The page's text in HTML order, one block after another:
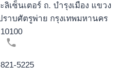
เซ็นเตอร์ ถ. บำรุงเมือง แขวง
าบศัตรูพ่าย กรุงเทพมหานคร
10100
5225